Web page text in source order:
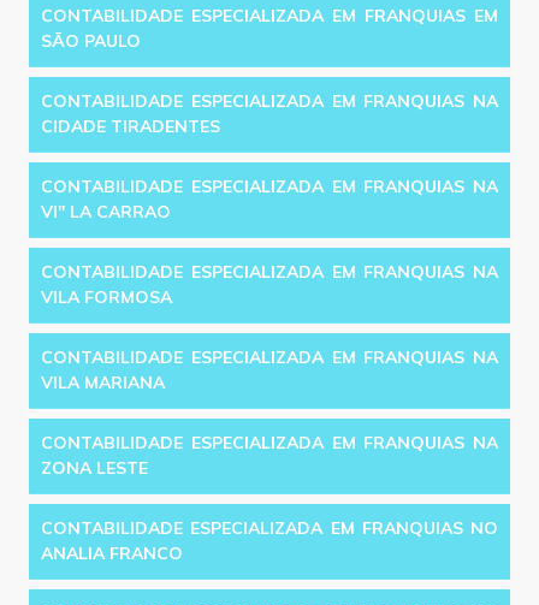
CONTABILIDADE ESPECIALIZADA EM FRANQUIAS EM
SÃO PAULO
CONTABILIDADE ESPECIALIZADA EM FRANQUIAS NA
CIDADE TIRADENTES
CONTABILIDADE ESPECIALIZADA EM FRANQUIAS NA
VI'' LA CARRAO
CONTABILIDADE ESPECIALIZADA EM FRANQUIAS NA
VILA FORMOSA
CONTABILIDADE ESPECIALIZADA EM FRANQUIAS NA
VILA MARIANA
CONTABILIDADE ESPECIALIZADA EM FRANQUIAS NA
ZONA LESTE
CONTABILIDADE ESPECIALIZADA EM FRANQUIAS NO
ANALIA FRANCO